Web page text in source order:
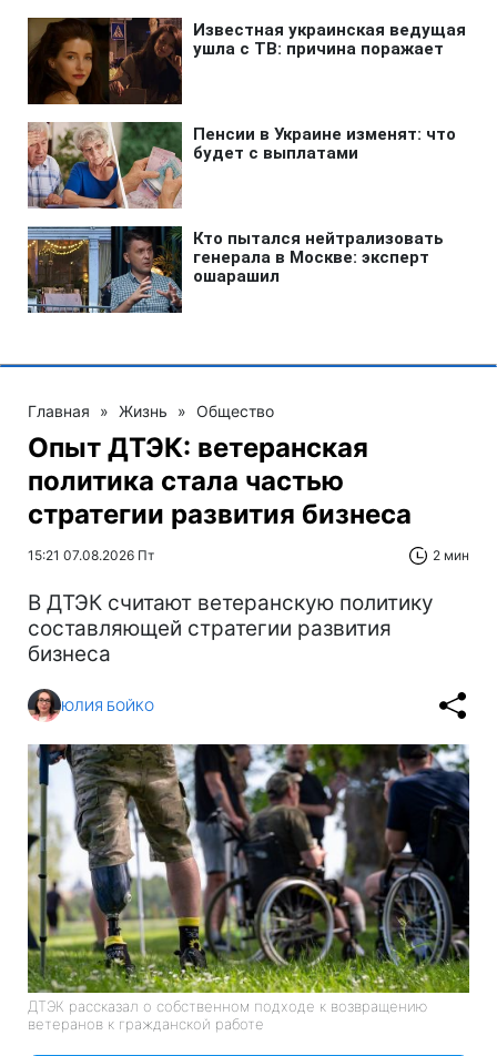
Главная » Жизнь » Общество
Опыт ДТЭК: ветеранская
политика стала частью
стратегии развития бизнеса
15:21 07.08.2026 Пт 2 мин
В ДТЭК считают ветеранскую политику
составляющей стратегии развития
бизнеса
ЮЛИЯ БОЙКО
ДТЭК рассказал о собственном подходе к возвращению
ветеранов к гражданской работе